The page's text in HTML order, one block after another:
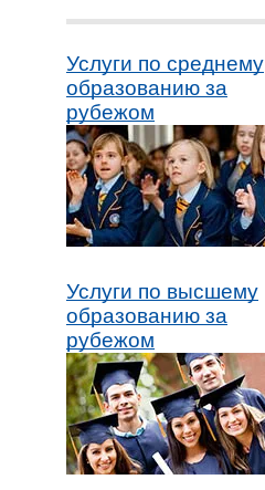
Услуги по среднему
образованию за
рубежом
Услуги по высшему
образованию за
рубежом